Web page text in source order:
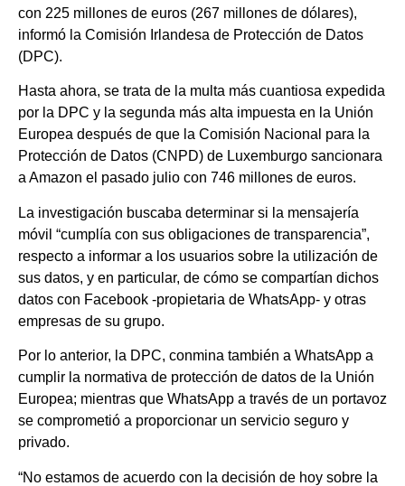
con 225 millones de euros (267 millones de dólares),
informó la Comisión Irlandesa de Protección de Datos
(DPC).
Hasta ahora, se trata de la multa más cuantiosa expedida
por la DPC y la segunda más alta impuesta en la Unión
Europea después de que la Comisión Nacional para la
Protección de Datos (CNPD) de Luxemburgo sancionara
a Amazon el pasado julio con 746 millones de euros.
La investigación buscaba determinar si la mensajería
móvil “cumplía con sus obligaciones de transparencia”,
respecto a informar a los usuarios sobre la utilización de
sus datos, y en particular, de cómo se compartían dichos
datos con Facebook -propietaria de WhatsApp- y otras
empresas de su grupo.
Por lo anterior, la DPC, conmina también a WhatsApp a
cumplir la normativa de protección de datos de la Unión
Europea; mientras que WhatsApp a través de un portavoz
se comprometió a proporcionar un servicio seguro y
privado.
“No estamos de acuerdo con la decisión de hoy sobre la